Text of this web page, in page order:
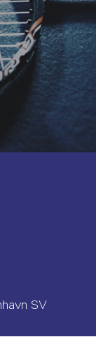
SV